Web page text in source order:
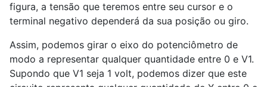
figura, a tensão que teremos entre seu cursor e o
terminal negativo dependerá da sua posição ou giro.
Assim, podemos girar o eixo do potenciômetro de
modo a representar qualquer quantidade entre 0 e V1.
Supondo que V1 seja 1 volt, podemos dizer que este